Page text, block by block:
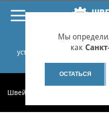
При проблемах с
установите российские
или используйте
Мы
как
ОСТАТЬСЯ
Швеймастер